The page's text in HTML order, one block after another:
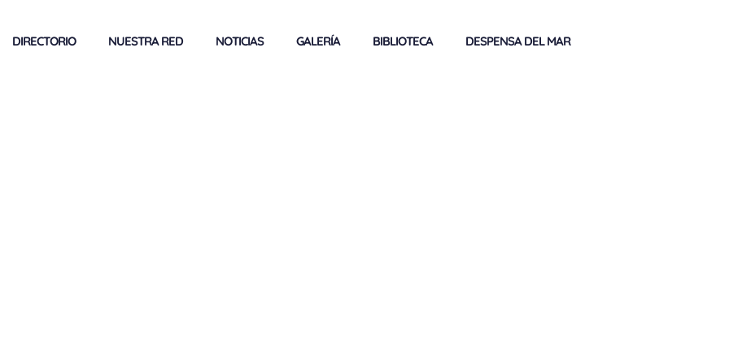
DIRECTORIO NUESTRA RED NOTICIAS GALERÍA BIBLIOTECA DESPENSA DEL MAR